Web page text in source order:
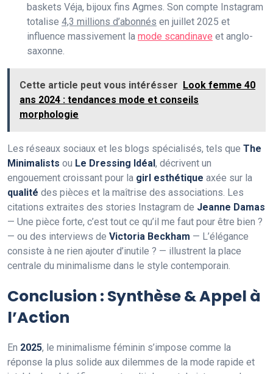
baskets Véja, bijoux fins Agmes. Son compte Instagram
totalise 4,3 millions d’abonnés en juillet 2025 et
influence massivement la mode scandinave et anglo-
saxonne.
Cette article peut vous intérésser Look femme 40
ans 2024 : tendances mode et conseils
morphologie
Les réseaux sociaux et les blogs spécialisés, tels que The
Minimalists ou Le Dressing Idéal, décrivent un
engouement croissant pour la girl esthétique axée sur la
qualité des pièces et la maîtrise des associations. Les
citations extraites des stories Instagram de Jeanne Damas
— Une pièce forte, c’est tout ce qu’il me faut pour être bien ?
— ou des interviews de Victoria Beckham — L’élégance
consiste à ne rien ajouter d’inutile ? — illustrent la place
centrale du minimalisme dans le style contemporain.
Conclusion : Synthèse & Appel à
l’Action
En 2025, le minimalisme féminin s’impose comme la
réponse la plus solide aux dilemmes de la mode rapide et